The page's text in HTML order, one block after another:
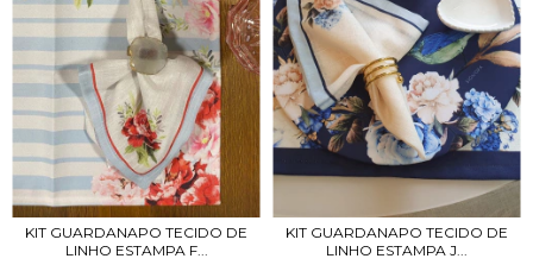
KIT GUARDANAPO TECIDO DE
LINHO ESTAMPA F...
KIT GUARDANAPO TECIDO DE
LINHO ESTAMPA J...